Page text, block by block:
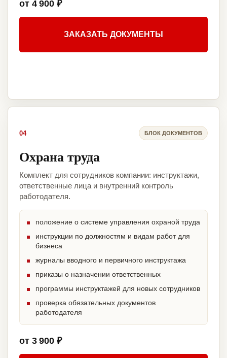
от 4 900 ₽
ЗАКАЗАТЬ ДОКУМЕНТЫ
04 БЛОК ДОКУМЕНТОВ
Охрана труда
Комплект для сотрудников компании: инструктажи,
ответственные лица и внутренний контроль
работодателя.
положение о системе управления охраной труда
инструкции по должностям и видам работ для
бизнеса
журналы вводного и первичного инструктажа
приказы о назначении ответственных
программы инструктажей для новых сотрудников
проверка обязательных документов
работодателя
от 3 900 ₽